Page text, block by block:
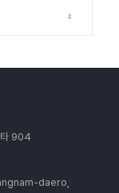
타 904
daero,